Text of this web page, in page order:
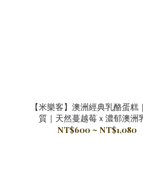
【米樂客】澳洲經典乳酪蛋糕
質｜天然蔓越莓ｘ濃郁澳洲
NT$600 ~ NT$1,080